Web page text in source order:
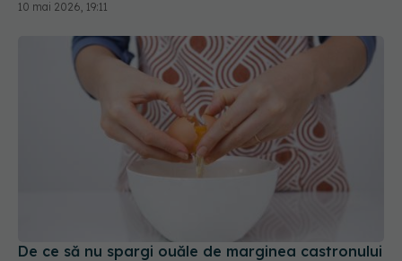
10 mai 2026, 19:11
De ce să nu spargi ouăle de marginea castronului